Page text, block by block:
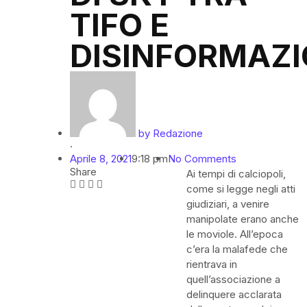
TIFO E
by Redazione
·
Aprile 8, 20219:18 pmNo Comments
Share
Ai tempi di calciopoli,
come si legge negli atti
giudiziari, a venire
manipolate erano anche
le moviole. All’epoca
c’era la malafede che
rientrava in
quell’associazione a
delinquere acclarata